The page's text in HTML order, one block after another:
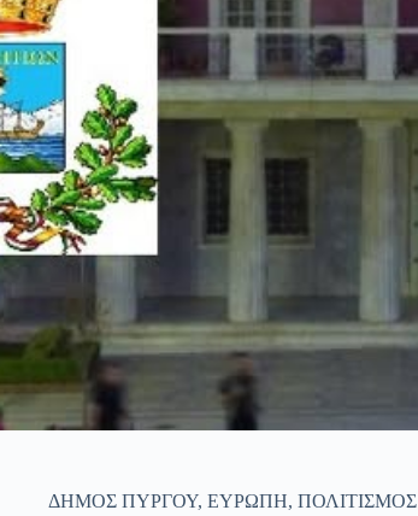
ΔΗΜΟΣ ΠΥΡΓΟΥ, ΕΥΡΩΠΗ, ΠΟΛΙΤΙΣΜΟΣ